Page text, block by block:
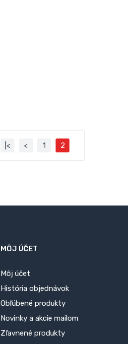
|< < 1 2
MÔJ ÚČET
Môj účet
História objednávok
Obľúbené produkty
Novinky a akcie mailom
Zľavnené produkty